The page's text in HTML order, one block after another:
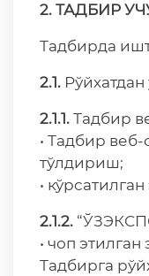
2. ТАДБИР
Тадбирда
2.1.
2.1.1. Тадбир
• Тадбир
тўлдириш;
•
2.1.2.
• чоп
Тадбирга